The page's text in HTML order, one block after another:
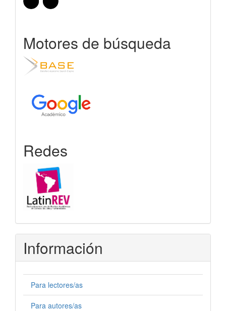
Motores de búsqueda
Redes
Información
Para lectores/as
Para autores/as